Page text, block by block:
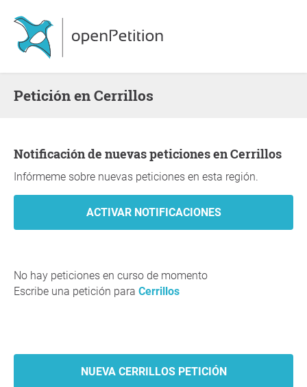
Petición en Cerrillos
Notificación de nuevas peticiones en Cerrillos
Infórmeme sobre nuevas peticiones en esta región.
No hay peticiones en curso de momento
Escribe una petición para Cerrillos
NUEVA CERRILLOS PETICIÓN